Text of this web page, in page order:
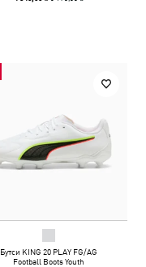
Бутси KING 20 PLAY FG/AG
Football Boots Youth